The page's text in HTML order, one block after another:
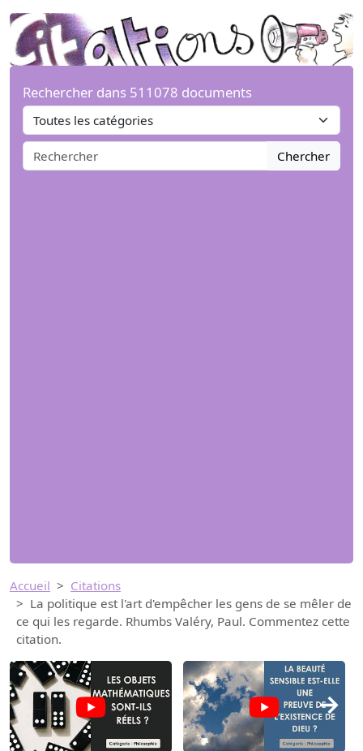
Rechercher dans 511078 documents
Chercher
Accueil
Citations
La politique est l'art d'empêcher les gens de se mêler de
ce qui les regarde. Rhumbs Valéry, Paul. Commentez cette
citation.
→